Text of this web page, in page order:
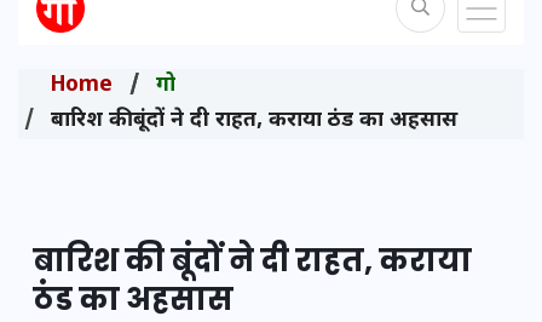
Home
गो
बारिश की बूंदों ने दी राहत, कराया ठंड का अहसास
बारिश की बूंदों ने दी राहत, कराया
ठंड का अहसास